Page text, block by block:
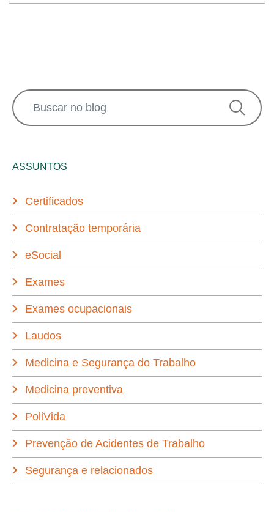
ASSUNTOS
Certificados
Contratação temporária
eSocial
Exames
Exames ocupacionais
Laudos
Medicina e Segurança do Trabalho
Medicina preventiva
PoliVida
Prevenção de Acidentes de Trabalho
Segurança e relacionados